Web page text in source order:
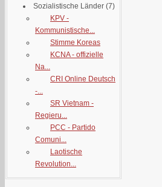
Sozialistische Länder (7)
KPV -
Kommunistische...
Stimme Koreas
KCNA - offizielle
Na...
CRI Online Deutsch
-...
SR Vietnam -
Regieru...
PCC - Partido
Comuni...
Laotische
Revolution...